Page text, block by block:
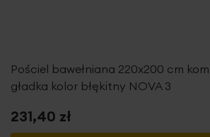
Pościel bawełniana 220x200 cm
gładka kolor błękitny NOVA 3
231,40 zł